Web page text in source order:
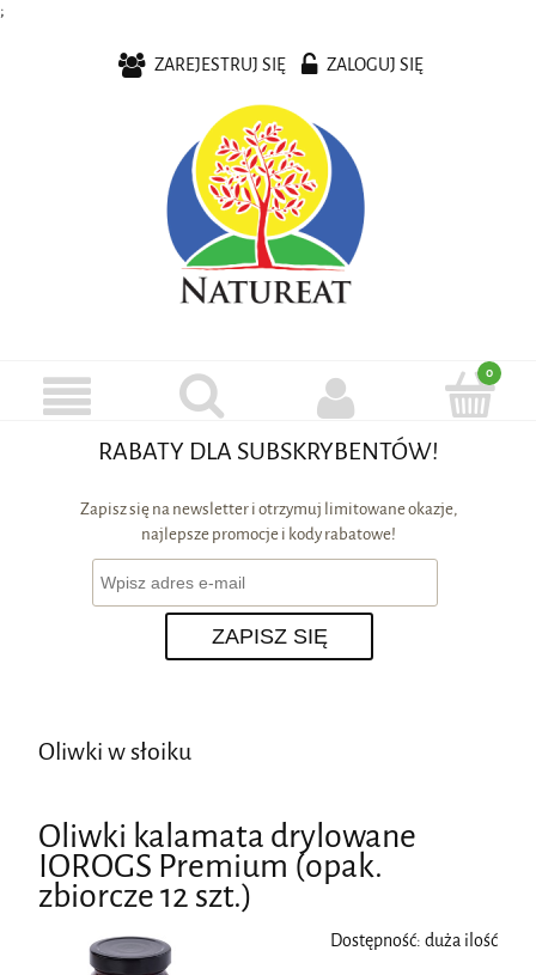
;
ZAREJESTRUJ SIĘ ZALOGUJ SIĘ
RABATY DLA SUBSKRYBENTÓW!
Zapisz się na newsletter i otrzymuj limitowane okazje,
najlepsze promocje i kody rabatowe!
ZAPISZ SIĘ
Oliwki w słoiku
Oliwki kalamata drylowane
IOROGS Premium (opak.
zbiorcze 12 szt.)
Dostępność: duża ilość